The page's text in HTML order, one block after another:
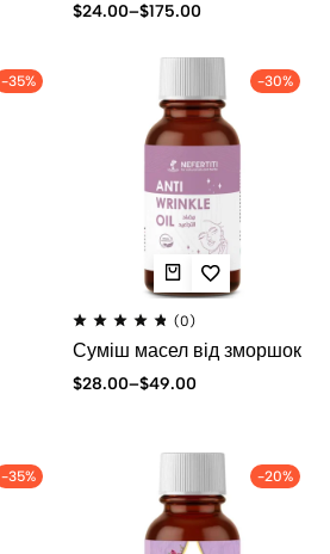
$24.00–$175.00
-35% -30%
(0)
Суміш масел від зморшок
$28.00–$49.00
-35% -20%